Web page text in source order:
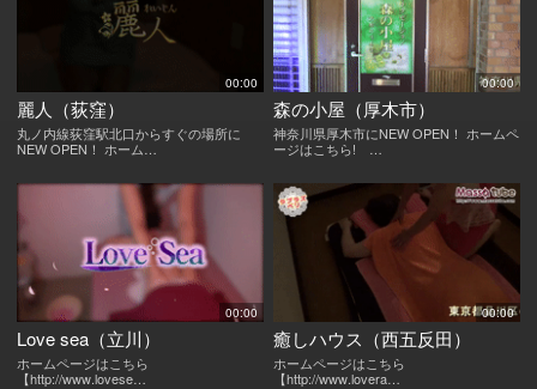
00:00
麗人（荻窪）
丸ノ内線荻窪駅北口からすぐの場所に
NEW OPEN！ ホーム…
00:00
森の小屋（厚木市）
神奈川県厚木市にNEW OPEN！ ホームペ
ージはこちら! …
00:00
Love sea（立川）
ホームページはこちら
【http://www.lovese…
00:00
癒しハウス（西五反田）
ホームページはこちら
【http://www.lovera…